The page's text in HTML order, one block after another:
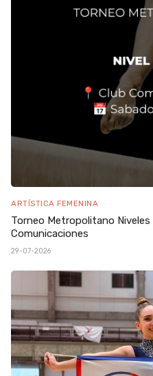
ARTÍSTICA FEMENINA
Torneo Metropolitano Niveles
Comunicaciones
29-07-2026